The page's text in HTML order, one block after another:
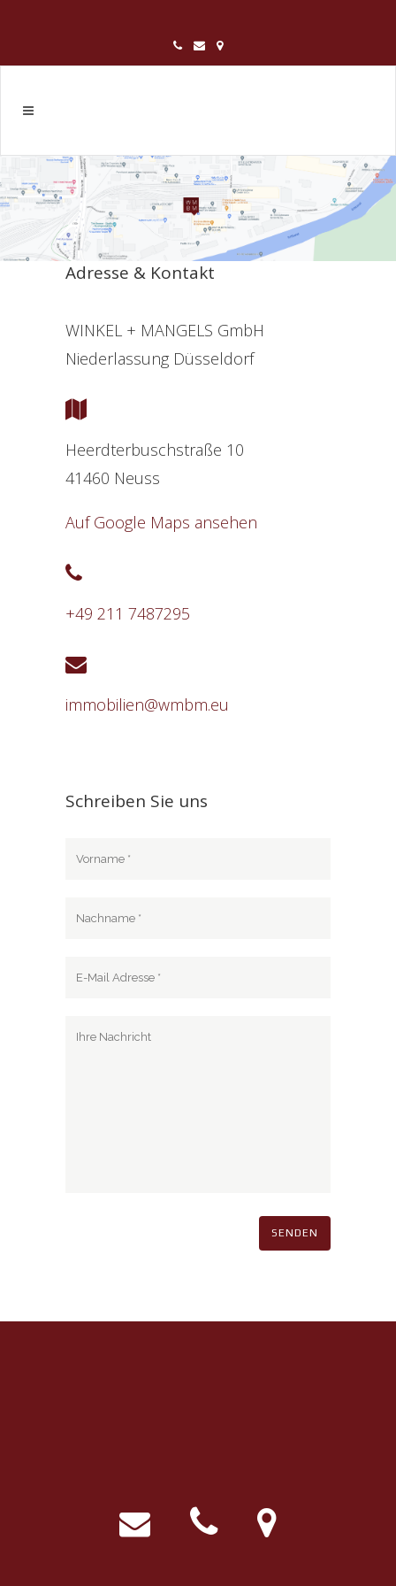
Adresse & Kontakt
WINKEL + MANGELS GmbH
Niederlassung Düsseldorf
Heerdterbuschstraße 10
41460 Neuss
Auf Google Maps ansehen
+49 211 7487295
immobilien@wmbm.eu
Schreiben Sie uns